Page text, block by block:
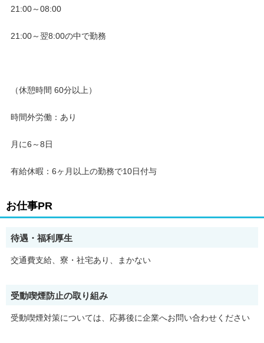
21:00～08:00
21:00～翌8:00の中で勤務
（休憩時間 60分以上）
時間外労働：あり
月に6～8日
有給休暇：6ヶ月以上の勤務で10日付与
お仕事PR
待遇・福利厚生
交通費支給、寮・社宅あり、まかない
受動喫煙防止の取り組み
受動喫煙対策については、応募後に企業へお問い合わせください